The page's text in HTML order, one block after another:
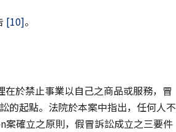
[10]。
於禁止事業以自己之商品或服務，冒
的起點。法院於本案中指出，任何人不
確立之原則，假冒訴訟成立之三要件